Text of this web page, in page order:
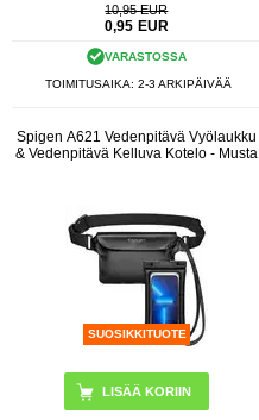
10,95 EUR
0,95 EUR
VARASTOSSA
TOIMITUSAIKA: 2-3 ARKIPÄIVÄÄ
Spigen A621 Vedenpitävä Vyölaukku
& Vedenpitävä Kelluva Kotelo - Musta
SUOSIKKITUOTE